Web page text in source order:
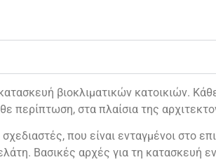
βιοκλιματικών κατοικιών. Κάθε
περίπτωση, στα πλαίσια της
που είναι ενταγμένοι στο
Βασικές αρχές για τη κατασκευή